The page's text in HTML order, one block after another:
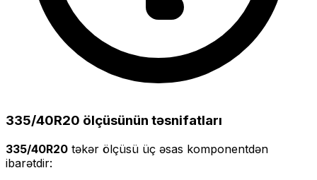
335/40R20 ölçüsünün təsnifatları
335/40R20 təkər ölçüsü üç əsas komponentdən
ibarətdir: